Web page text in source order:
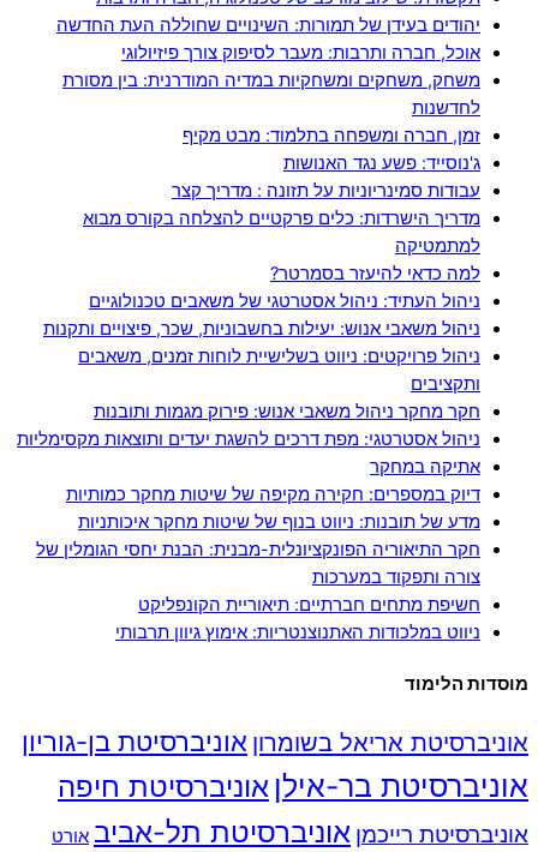
יהודים בעידן של תמורות: השינויים שחוללה העת החדשה
אוכל, חברה ותרבות: מעבר לסיפוק צורך פיזיולוגי
משחק, משחקים ומשחקיות במדיה המודרנית: בין מסורת
לחדשנות
זמן, חברה ומשפחה בתלמוד: מבט מקיף
ג'נוסייד: פשע נגד האנושות
עבודות סמינריוניות על תזונה : מדריך קצר
מדריך הישרדות: כלים פרקטיים להצלחה בקורס מבוא
למתמטיקה
למה כדאי להיעזר בסמרטר?
ניהול העתיד: ניהול אסטרטגי של משאבים טכנולוגיים
ניהול משאבי אנוש: יעילות בחשבוניות, שכר, פיצויים ותקנות
ניהול פרויקטים: ניווט בשלישיית לוחות זמנים, משאבים
ותקציבים
חקר מחקר ניהול משאבי אנוש: פירוק מגמות ותובנות
ניהול אסטרטגי: מפת דרכים להשגת יעדים ותוצאות מקסימליות
אתיקה במחקר
דיוק במספרים: חקירה מקיפה של שיטות מחקר כמותיות
מדע של תובנות: ניווט בנוף של שיטות מחקר איכותניות
חקר התיאוריה הפונקציונלית-מבנית: הבנת יחסי הגומלין של
צורה ותפקוד במערכות
חשיפת מתחים חברתיים: תיאוריית הקונפליקט
ניווט במלכודות האתנוצנטריות: אימוץ גיוון תרבותי
מוסדות הלימוד
אוניברסיטת אריאל בשומרון אוניברסיטת בן-גוריון
אוניברסיטת בר-אילן אוניברסיטת חיפה
אוניברסיטת רייכמן אוניברסיטת תל-אביב אורט